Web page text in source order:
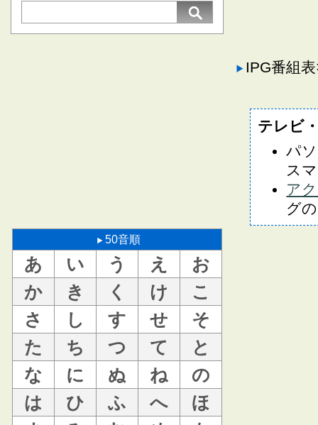
50音順
あ い う え
お
か
き く け
こ
さ
し す せ
そ
た
ち つ て
と
な
に ぬ ね
の
は
ひ ふ へ
ほ
IPG番組
テレビ
パ
ス
ア
グ